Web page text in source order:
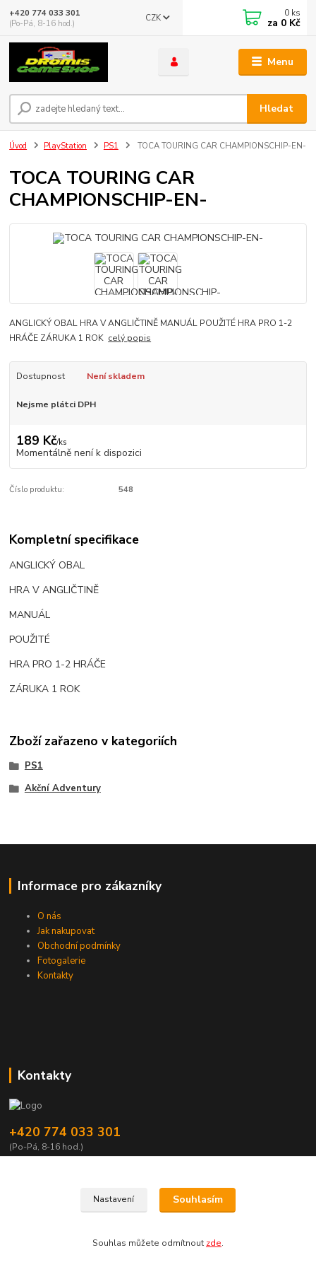
Menu
CZK
Hledat
+420 774 033 301
(Po-Pá, 8-16 hod.)
0 ks
za 0 Kč
Úvod PlayStation PS1 TOCA TOURING CAR CHAMPIONSCHIP-EN-
TOCA TOURING CAR
CHAMPIONSCHIP-EN-
ANGLICKÝ OBAL HRA V ANGLIČTINĚ MANUÁL POUŽITÉ HRA PRO 1-2
HRÁČE ZÁRUKA 1 ROK celý popis
Dostupnost Není skladem
Nejsme plátci DPH
189 Kč/ks
Momentálně není k dispozici
Číslo produktu: 548
Kompletní specifikace
ANGLICKÝ OBAL
HRA V ANGLIČTINĚ
MANUÁL
POUŽITÉ
HRA PRO 1-2 HRÁČE
ZÁRUKA 1 ROK
Zboží zařazeno v kategoriích
PS1
Akční Adventury
Informace pro zákazníky
O nás
Jak nakupovat
Obchodní podmínky
Fotogalerie
Kontakty
Kontakty
+420 774 033 301
(Po-Pá, 8-16 hod.)
Nastavení Souhlasím
Souhlas můžete odmítnout zde.